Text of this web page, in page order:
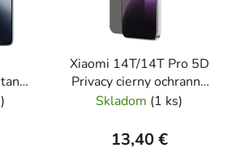
A
)
Xiaomi 14T/14T Pro 5D
Privacy cierny ochranné
sklo
Skladom (1 ks)
13,40 €